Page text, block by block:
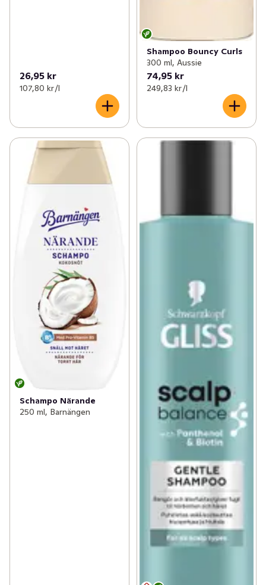
26,95 kr
107,80 kr /l
Shampoo Bouncy Curls
300 ml, Aussie
74,95 kr
249,83 kr /l
Schampo Närande
250 ml, Barnängen